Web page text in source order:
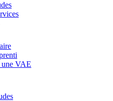
une VAE